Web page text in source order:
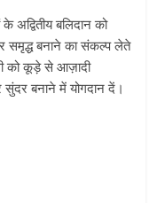
अद्वितीय बलिदान को
समृद्ध बनाने का संकल्प लेते
को कूड़े से आज़ादी
बनाने में योगदान दें।